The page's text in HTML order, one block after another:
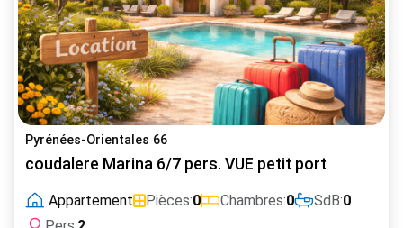
Pyrénées-Orientales 66
coudalere Marina 6/7 pers. VUE petit port
Appartement Pièces:0 Chambres:0 SdB:0